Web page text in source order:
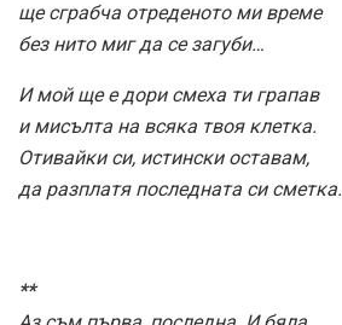
ще сграбча отреденото ми време
без нито миг да се загуби…
И мой ще е дори смеха ти грапав
и мисълта на всяка твоя клетка.
Отивайки си, истински оставам,
да разплатя последната си сметка.
**